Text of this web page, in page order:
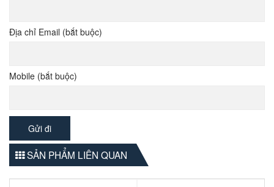
Địa chỉ Email (bắt buộc)
Mobile (bắt buộc)
SẢN PHẨM LIÊN QUAN